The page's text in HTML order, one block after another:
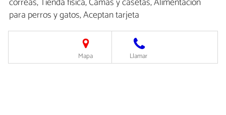
para perros y gatos, Aceptan tarjeta
Mapa Llamar